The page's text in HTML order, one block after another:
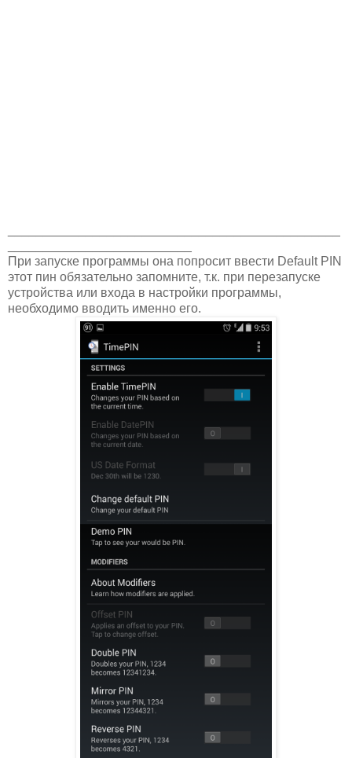
При запуске программы она попросит ввести Default PIN
этот пин обязательно запомните, т.к. при перезапуске
устройства или входа в настройки программы,
необходимо вводить именно его.